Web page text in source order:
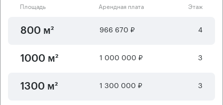
Площадь Арендная плата Этаж
800 м² 966 670 ₽ 4
1000 м² 1 000 000 ₽ 3
1300 м² 1 300 000 ₽ 3